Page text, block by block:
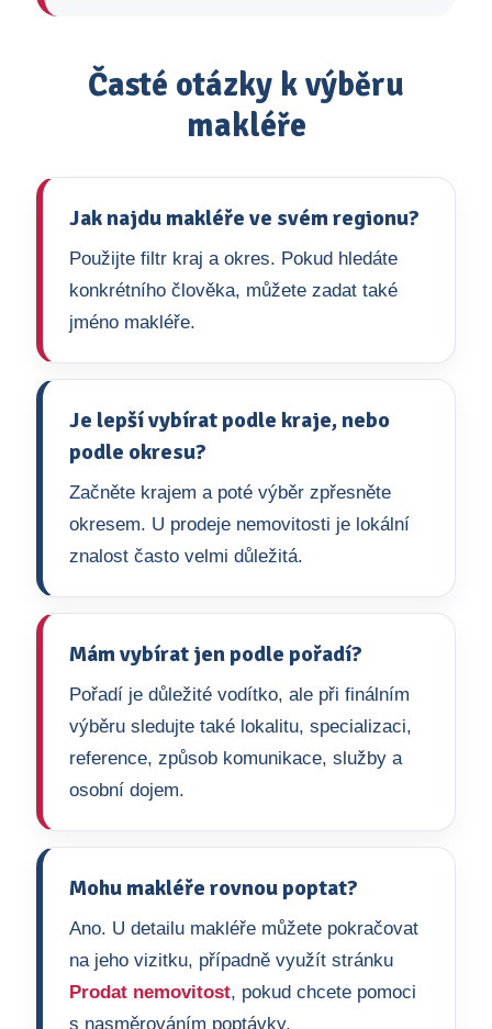
Časté otázky k výběru
makléře
Jak najdu makléře ve svém regionu?
Použijte filtr kraj a okres. Pokud hledáte
konkrétního člověka, můžete zadat také
jméno makléře.
Je lepší vybírat podle kraje, nebo
podle okresu?
Začněte krajem a poté výběr zpřesněte
okresem. U prodeje nemovitosti je lokální
znalost často velmi důležitá.
Mám vybírat jen podle pořadí?
Pořadí je důležité vodítko, ale při finálním
výběru sledujte také lokalitu, specializaci,
reference, způsob komunikace, služby a
osobní dojem.
Mohu makléře rovnou poptat?
Ano. U detailu makléře můžete pokračovat
na jeho vizitku, případně využít stránku
Prodat nemovitost, pokud chcete pomoci
s nasměrováním poptávky.